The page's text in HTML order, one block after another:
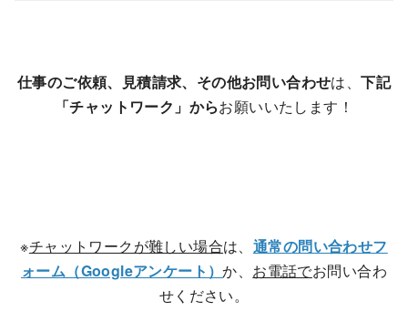
仕事のご依頼、見積請求、その他お問い合わせは、下記
「チャットワーク」からお願いいたします！
※チャットワークが難しい場合は、 通常の問い合わせフ
ォーム（Googleアンケート）か、 お電話でお問い合わ
せください。